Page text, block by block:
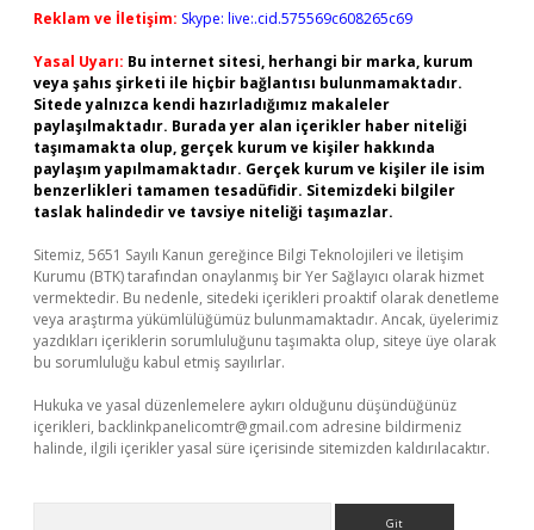
Reklam ve İletişim: Skype: live:.cid.575569c608265c69
Yasal Uyarı: Bu internet sitesi, herhangi bir marka, kurum
veya şahıs şirketi ile hiçbir bağlantısı bulunmamaktadır.
Sitede yalnızca kendi hazırladığımız makaleler
paylaşılmaktadır. Burada yer alan içerikler haber niteliği
taşımamakta olup, gerçek kurum ve kişiler hakkında
paylaşım yapılmamaktadır. Gerçek kurum ve kişiler ile isim
benzerlikleri tamamen tesadüfidir. Sitemizdeki bilgiler
taslak halindedir ve tavsiye niteliği taşımazlar.
Sitemiz, 5651 Sayılı Kanun gereğince Bilgi Teknolojileri ve İletişim
Kurumu (BTK) tarafından onaylanmış bir Yer Sağlayıcı olarak hizmet
vermektedir. Bu nedenle, sitedeki içerikleri proaktif olarak denetleme
veya araştırma yükümlülüğümüz bulunmamaktadır. Ancak, üyelerimiz
yazdıkları içeriklerin sorumluluğunu taşımakta olup, siteye üye olarak
bu sorumluluğu kabul etmiş sayılırlar.
Hukuka ve yasal düzenlemelere aykırı olduğunu düşündüğünüz
içerikleri, backlinkpanelicomtr@gmail.com adresine bildirmeniz
halinde, ilgili içerikler yasal süre içerisinde sitemizden kaldırılacaktır.